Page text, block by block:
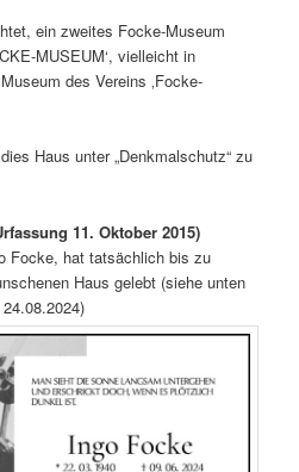
ein zweites Focke-Museum
MUSEUM‘, vielleicht in
des Vereins ‚Focke-
Haus unter „Denkmalschutz“ zu
11. Oktober 2015)
Focke, hat tatsächlich bis zu
Haus gelebt (siehe unten